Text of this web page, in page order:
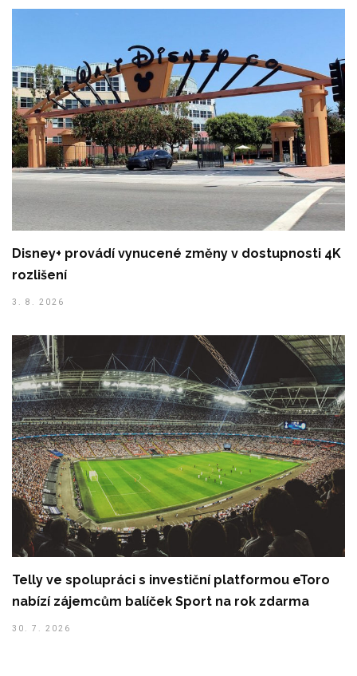
Disney+ provádí vynucené změny v dostupnosti 4K
rozlišení
3. 8. 2026
Telly ve spolupráci s investiční platformou eToro
nabízí zájemcům balíček Sport na rok zdarma
30. 7. 2026